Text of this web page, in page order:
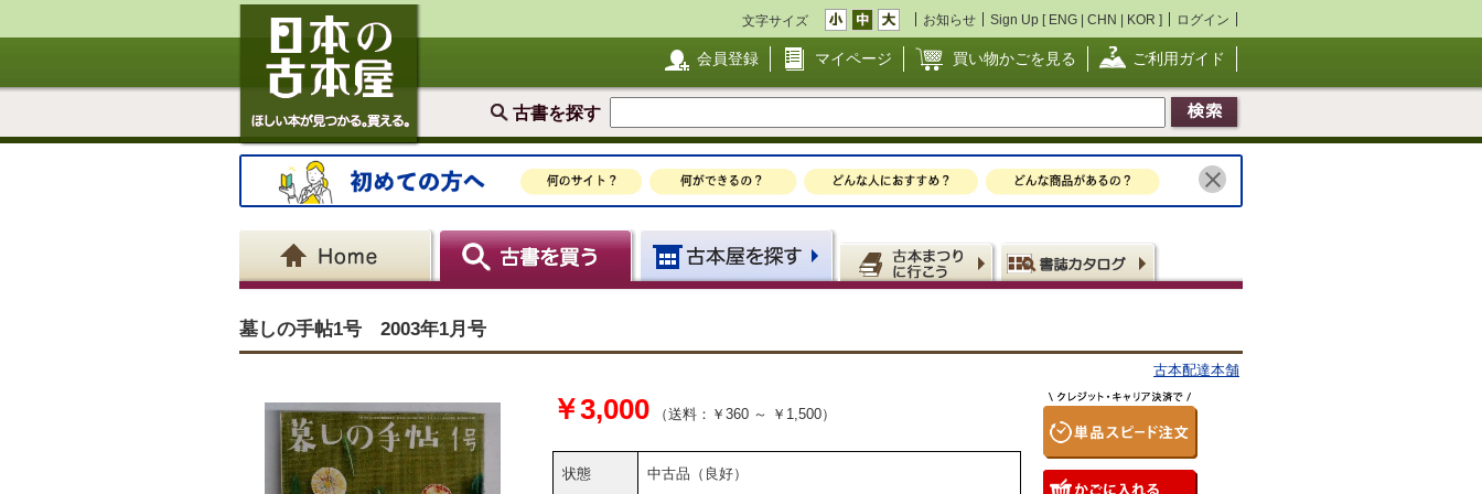
文字サイズ お知らせ Sign Up [ ENG | CHN | KOR ] ログイン
会員登録 マイページ 買い物かごを見る ご利用ガイド
古書を探す
墓しの手帖1号 2003年1月号
古本配達本舗
￥3,000 （送料：￥360 ～ ￥1,500）
状態 中古品（良好）